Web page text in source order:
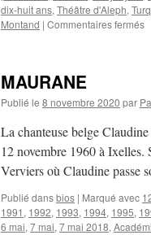
dix-huit ans, Théâtre d'Aleph,
Montand | Commentaires ferméssur
MAURANE
Publié le 8 novembre 2020 par
La chanteuse belge
12 novembre 1960 à
Verviers où Claudine passe
Publié dansbios | Marqué avec
1991 , 1992, 1993, 1994, 1995,
6 mai, 7 mai, 7 mai 2018,